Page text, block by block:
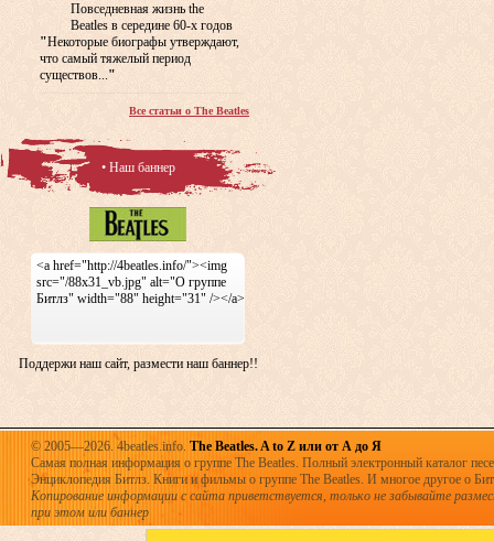
Повседневная жизнь the
Beatles в середине 60-х годов
"Некоторые биографы утверждают,
что самый тяжелый период
существов..."
Все статьи о The Beatles
• Наш баннер
<a href="http://4beatles.info/"><img
src="/88x31_vb.jpg" alt="О группе
Битлз" width="88" height="31" /></a>
Поддержи наш сайт, размести наш баннер!!
© 2005—2026. 4beatles.info. The Beatles. A to Z или от А до Я
Самая полная информация о группе The Beatles. Полный электронный каталог
Энциклопедия Битлз. Книги и фильмы о группе The Beatles. И многое другое о
Копирование информации с сайта приветствуется, только не забывайте
при этом или баннер